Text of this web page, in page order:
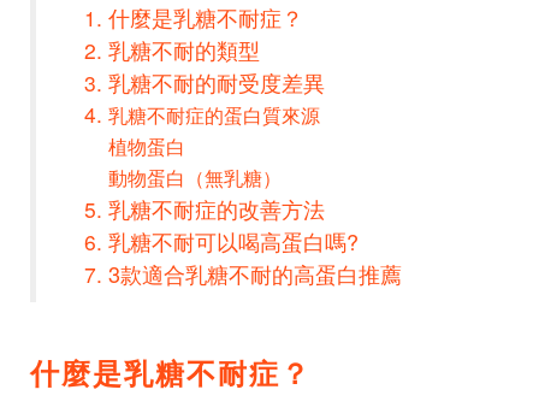
什麼是乳糖不耐症？
乳糖不耐的類型
乳糖不耐的耐受度差異
乳糖不耐症的蛋白質來源
植物蛋白
動物蛋白（無乳糖）
乳糖不耐症的改善方法
乳糖不耐可以喝高蛋白嗎?
3款適合乳糖不耐的高蛋白推薦
什麼是乳糖不耐症？